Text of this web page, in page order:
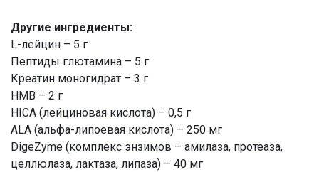
Другие ингредиенты:
L-лейцин – 5 г
Пептиды глютамина – 5 г
Креатин моногидрат – 3 г
HMB – 2 г
HICA (лейциновая кислота) – 0,5 г
ALA (альфа-липоевая кислота) – 250 мг
DigeZyme (комплекс энзимов – амилаза, протеаза,
целлюлаза, лактаза, липаза) – 40 мг